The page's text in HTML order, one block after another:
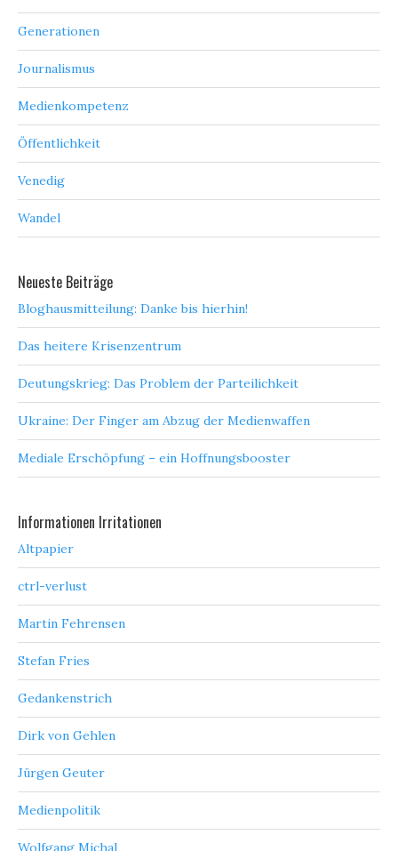
Generationen
Journalismus
Medienkompetenz
Öffentlichkeit
Venedig
Wandel
Neueste Beiträge
Bloghausmitteilung: Danke bis hierhin!
Das heitere Krisenzentrum
Deutungskrieg: Das Problem der Parteilichkeit
Ukraine: Der Finger am Abzug der Medienwaffen
Mediale Erschöpfung – ein Hoffnungsbooster
Informationen Irritationen
Altpapier
ctrl-verlust
Martin Fehrensen
Stefan Fries
Gedankenstrich
Dirk von Gehlen
Jürgen Geuter
Medienpolitik
Wolfgang Michal